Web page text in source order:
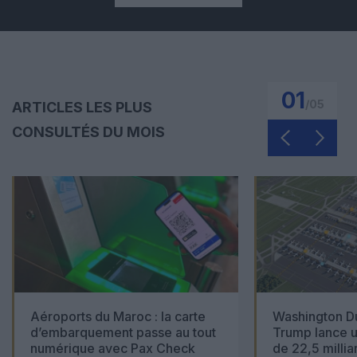
ARTICLES LES PLUS
CONSULTÉS DU MOIS
01
Aéroports du Maroc : la carte
d’embarquement passe au tout
numérique avec Pax Check
Washington
Trump lance
de 22,5